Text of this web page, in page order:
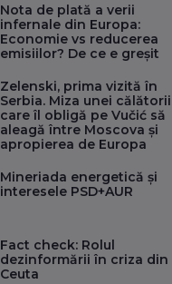
Nota de plată a verii
infernale din Europa:
Economie vs reducerea
emisiilor? De ce e greșit
Zelenski, prima vizită în
Serbia. Miza unei călătorii
care îl obligă pe Vučić să
aleagă între Moscova și
apropierea de Europa
Mineriada energetică și
interesele PSD+AUR
Fact check: Rolul
dezinformării în criza din
Ceuta